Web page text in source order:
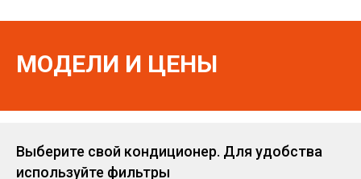
МОДЕЛИ И ЦЕНЫ
Выберите свой кондиционер. Для удобства
используйте фильтры